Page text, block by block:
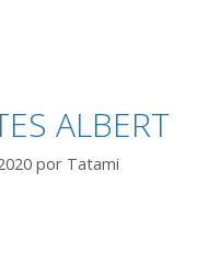
ALBERT
por Tatami